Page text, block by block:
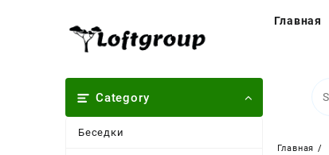
Главная
Category
Беседки
Главная